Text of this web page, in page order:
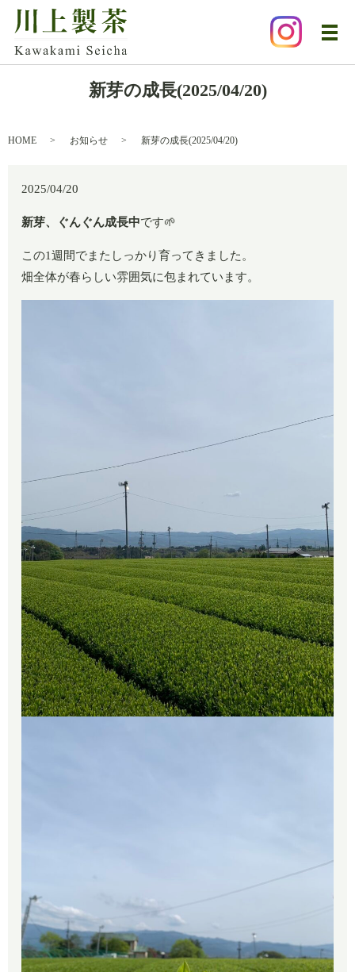
メ
新芽の成長(2025/04/20)
HOME お知らせ 新芽の成長(2025/04/20)
2025/04/20
新芽、ぐんぐん成長中です🌱
この1週間でまたしっかり育ってきました。
畑全体が春らしい雰囲気に包まれています。